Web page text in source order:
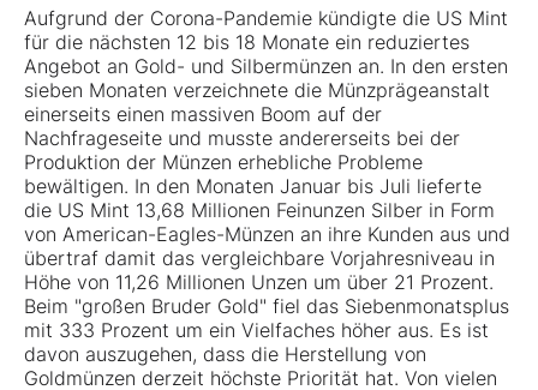
Aufgrund der Corona-Pandemie kündigte die US Mint
für die nächsten 12 bis 18 Monate ein reduziertes
Angebot an Gold- und Silbermünzen an. In den ersten
sieben Monaten verzeichnete die Münzprägeanstalt
einerseits einen massiven Boom auf der
Nachfrageseite und musste andererseits bei der
Produktion der Münzen erhebliche Probleme
bewältigen. In den Monaten Januar bis Juli lieferte
die US Mint 13,68 Millionen Feinunzen Silber in Form
von American-Eagles-Münzen an ihre Kunden aus und
übertraf damit das vergleichbare Vorjahresniveau in
Höhe von 11,26 Millionen Unzen um über 21 Prozent.
Beim "großen Bruder Gold" fiel das Siebenmonatsplus
mit 333 Prozent um ein Vielfaches höher aus. Es ist
davon auszugehen, dass die Herstellung von
Goldmünzen derzeit höchste Priorität hat. Von vielen